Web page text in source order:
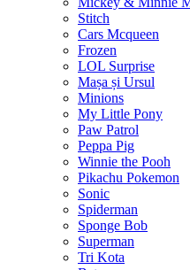
Stitch
Cars Mcqueen
Frozen
LOL Surprise
Mașa și Ursul
Minions
My Little Pony
Paw Patrol
Peppa Pig
Winnie the Pooh
Pikachu Pokemon
Sonic
Spiderman
Sponge Bob
Superman
Tri Kota